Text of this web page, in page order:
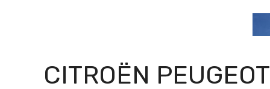
CITROËN PEUGEOT